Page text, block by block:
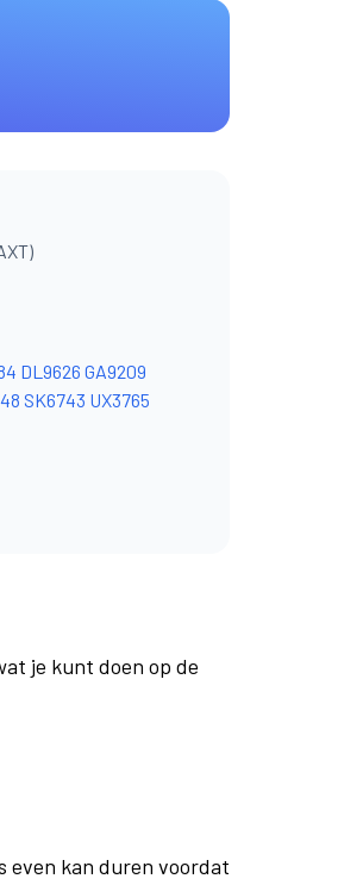
DL9626 GA9209
SK6743 UX3765
je kunt doen op de
even kan duren voordat